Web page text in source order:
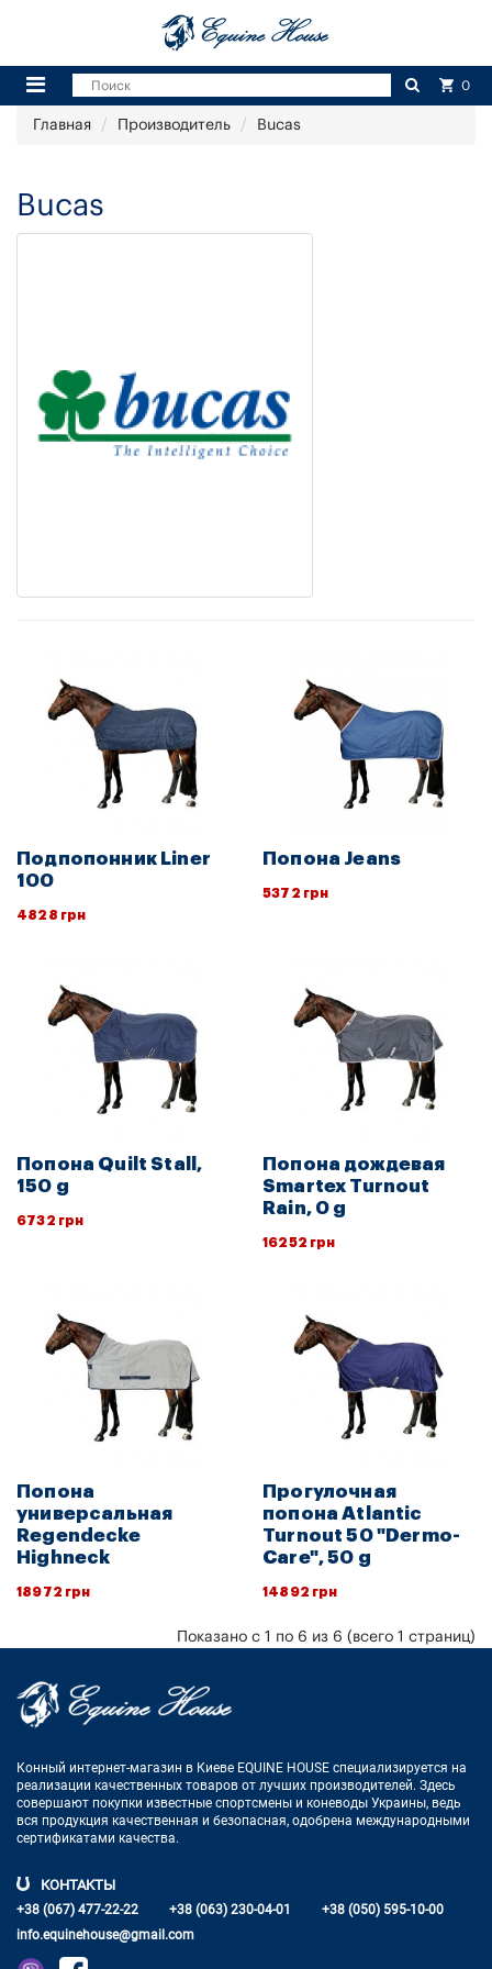
0
Главная Производитель Bucas
Bucas
Подпопонник Liner
100
4828 грн
Попона Jeans
5372 грн
Попона Quilt Stall,
150 g
6732 грн
Попона дождевая
Smartex Turnout
Rain, 0 g
16252 грн
Попона
универсальная
Regendecke
Highneck
18972 грн
Прогулочная
попона Atlantic
Turnout 50 "Dermo-
Care", 50 g
14892 грн
Показано с 1 по 6 из 6 (всего 1 страниц)
Конный интернет-магазин в Киеве EQUINE HOUSE специализируется на
реализации качественных товаров от лучших производителей. Здесь
совершают покупки известные спортсмены и коневоды Украины, ведь
вся продукция качественная и безопасная, одобрена международными
сертификатами качества.
КОНТАКТЫ
+38 (067) 477-22-22 +38 (063) 230-04-01
+38 (050) 595-10-00
info.equinehouse@gmail.com